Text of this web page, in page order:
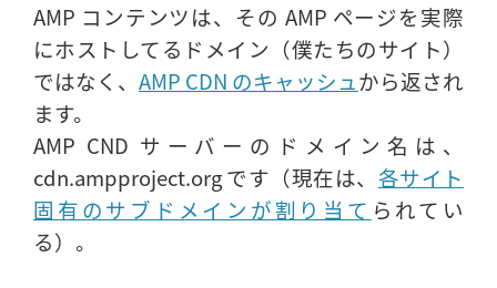
AMP コンテンツは、その AMP ページを実際
にホストしてるドメイン（僕たちのサイト）
ではなく、 AMP CDN のキャッシュから返され
ます。
AMP CND サーバーのドメイン名は、
cdn.ampproject.org です（現在は、 各サイト
固有のサブドメインが割り当て られてい
る）。